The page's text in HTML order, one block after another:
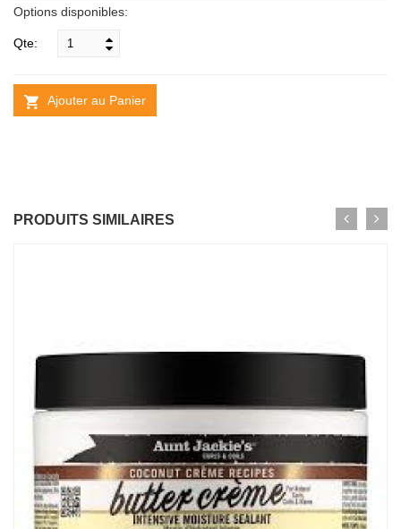
Options disponibles:
Qte:
Ajouter au Panier
PRODUITS SIMILAIRES